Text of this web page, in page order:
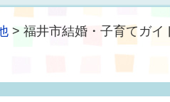
> 福井市結婚・子育てガイ